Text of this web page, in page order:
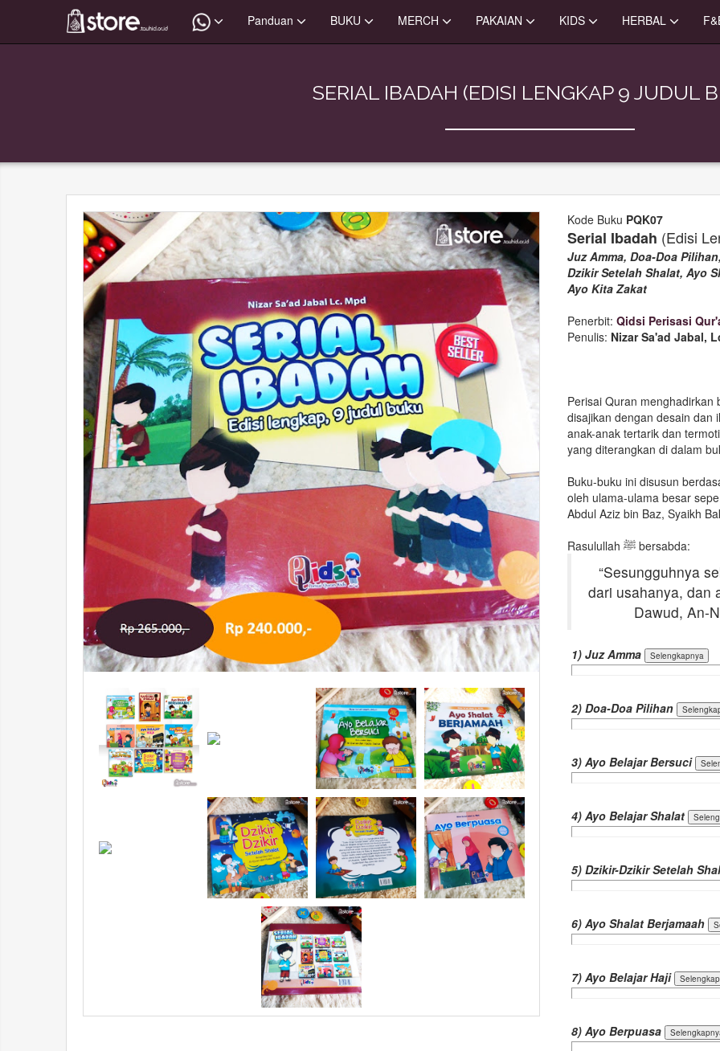
Panduan BUKU MERCH PAKAIAN KIDS HERBAL
SERIAL IBADAH (EDISI LENGKAP 9 JUDUL
Kode Buku PQK07
Serial Ibadah (Edisi
Juz Amma, Doa-Doa
Dzikir Setelah Shalat, Ayo
Ayo Kita Zakat
Penerbit: Qidsi Perisasi
Penulis: Nizar Sa'ad Jabal,
Perisai Quran menghadirkan
disajikan dengan desain dan
anak-anak tertarik dan
yang diterangkan di dalam
Buku-buku ini disusun
oleh ulama-ulama besar
Abdul Aziz bin Baz, Syaikh
Rasulullah ﷺ bersabda:
“Sesungguhnya
dari usahanya, dan
Dawud, An-
1) Juz Amma
2) Doa-Doa Pilihan
3) Ayo Belajar Bersuci
4) Ayo Belajar Shalat
5) Dzikir-Dzikir Setelah
6) Ayo Shalat Berjamaah
7) Ayo Belajar Haji
8) Ayo Berpuasa